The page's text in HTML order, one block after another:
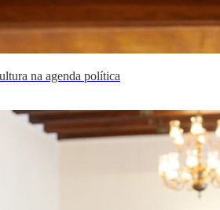
na agenda política